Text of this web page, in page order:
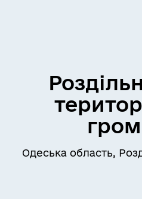
Одеська область,